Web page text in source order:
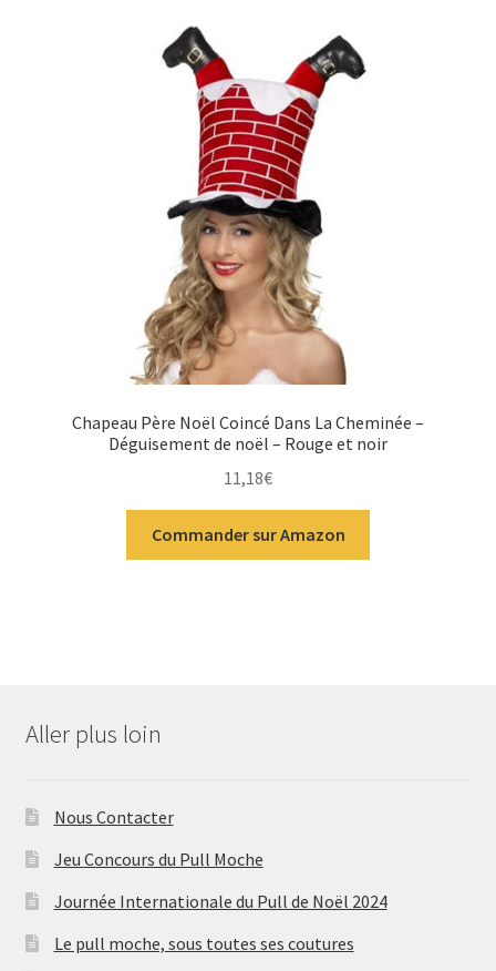
Chapeau Père Noël Coincé Dans La Cheminée –
Déguisement de noël – Rouge et noir
11,18€
Commander sur Amazon
Aller plus loin
Nous Contacter
Jeu Concours du Pull Moche
Journée Internationale du Pull de Noël 2024
Le pull moche, sous toutes ses coutures